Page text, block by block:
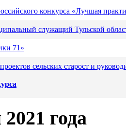
конкурса «Лучшая
служащий Тульской
71»
сельских старост и
года